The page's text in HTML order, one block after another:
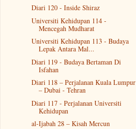
Diari 120 - Inside Shiraz
Universiti Kehidupan 114 -
Mencegah Mudharat
Universiti Kehidupan 113 - Budaya
Lepak Antara Mal...
Diari 119 - Budaya Bertaman Di
Isfahan
Diari 118 – Perjalanan Kuala Lumpur
– Dubai - Tehran
Diari 117 - Perjalanan Universiti
Kehidupan
al-Ijabah 28 – Kisah Mercun